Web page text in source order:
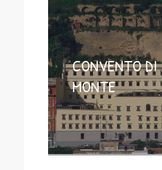
CONVENTO
MONTE